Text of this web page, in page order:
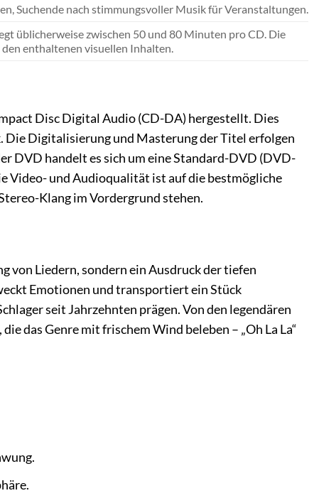
Suchende nach stimmungsvoller Musik für Veranstaltungen.
üblicherweise zwischen 50 und 80 Minuten pro CD. Die
enthaltenen visuellen Inhalten.
Disc Digital Audio (CD-DA) hergestellt. Dies
Digitalisierung und Masterung der Titel erfolgen
DVD handelt es sich um eine Standard-DVD (DVD-
Video- und Audioqualität ist auf die bestmögliche
Klang im Vordergrund stehen.
von Liedern, sondern ein Ausdruck der tiefen
Emotionen und transportiert ein Stück
seit Jahrzehnten prägen. Von den legendären
das Genre mit frischem Wind beleben – „Oh La La“